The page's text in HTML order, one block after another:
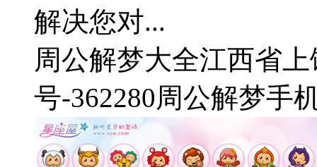
解决您对...
周公解梦大全江西省
号-362280周公解梦手